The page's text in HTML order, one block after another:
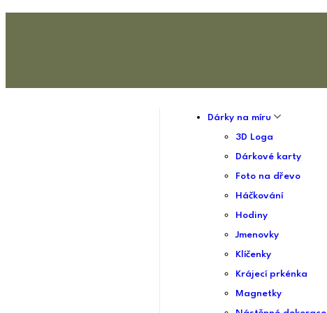
Dárky na míru
3D Loga
Dárkové karty
Foto na dřevo
Háčkování
Hodiny
Jmenovky
Klíčenky
Krájecí prkénka
Magnetky